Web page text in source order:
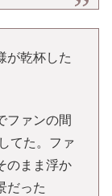
が乾杯した
ファンの間
てた。ファ
のまま浮か
だった